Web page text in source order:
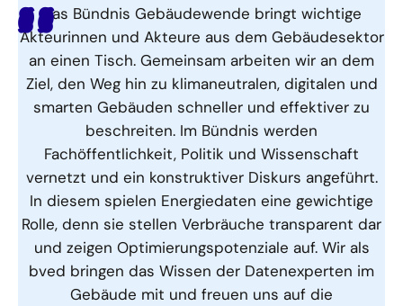
Das Bündnis Gebäudewende bringt wichtige
Akteurinnen und Akteure aus dem Gebäudesektor
an einen Tisch. Gemeinsam arbeiten wir an dem
Ziel, den Weg hin zu klimaneutralen, digitalen und
smarten Gebäuden schneller und effektiver zu
beschreiten. Im Bündnis werden
Fachöffentlichkeit, Politik und Wissenschaft
vernetzt und ein konstruktiver Diskurs angeführt.
In diesem spielen Energiedaten eine gewichtige
Rolle, denn sie stellen Verbräuche transparent dar
und zeigen Optimierungspotenziale auf. Wir als
bved bringen das Wissen der Datenexperten im
Gebäude mit und freuen uns auf die